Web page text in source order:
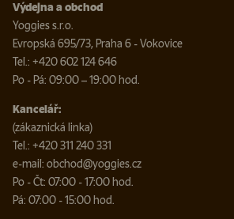
Výdejna a obchod
Yoggies s.r.o.
Evropská 695/73, Praha 6 - Vokovice
Tel.: +420 602 124 646
Po - Pá: 09:00 – 19:00 hod.
Kancelář:
(zákaznická linka)
Tel.: +420 311 240 331
e-mail: obchod@yoggies.cz
Po - Čt: 07:00 - 17:00 hod.
Pá: 07:00 - 15:00 hod.